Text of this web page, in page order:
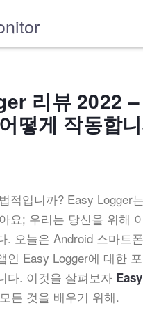
리뷰 2022
떻게 작동합
적입니까? Easy Logger
요; 우리는 당신을 위해
. 오늘은 Android 스마트
인 Easy Logger에 대한
다. 이것을 살펴보자
든 것을 배우기 위해.